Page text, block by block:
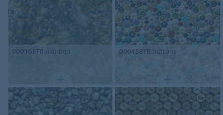
000368FR riverbed 000458FR buttons